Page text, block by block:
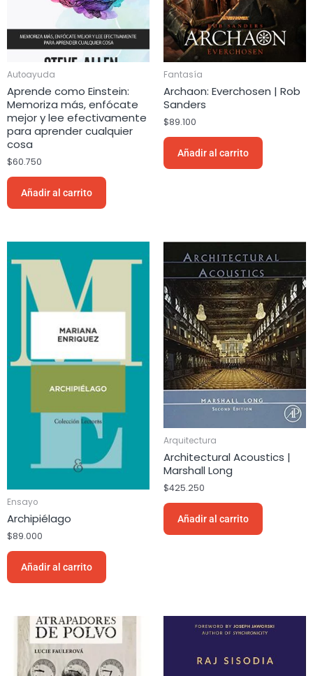
Autoayuda
Aprende como Einstein:
Memoriza más, enfócate
mejor y lee efectivamente
para aprender cualquier
cosa
$60.750
Añadir al carrito
Fantasía
Archaon: Everchosen | Rob
Sanders
$89.100
Añadir al carrito
Ensayo
Archipiélago
$89.000
Añadir al carrito
Arquitectura
Architectural Acoustics |
Marshall Long
$425.250
Añadir al carrito